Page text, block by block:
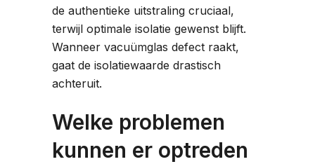
de authentieke uitstraling cruciaal,
terwijl optimale isolatie gewenst blijft.
Wanneer vacuümglas defect raakt,
gaat de isolatiewaarde drastisch
achteruit.
Welke problemen
kunnen er optreden